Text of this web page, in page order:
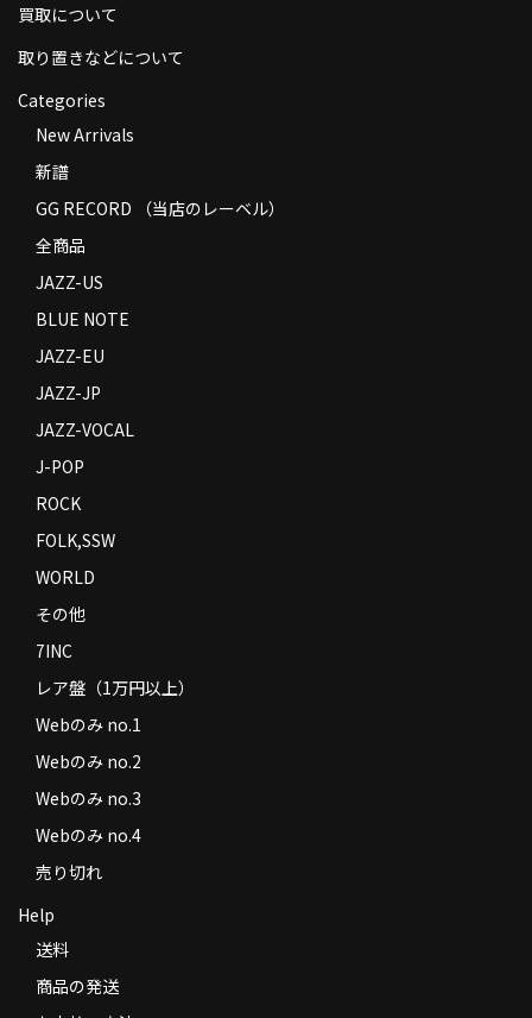
お支払い方法
コンディション
Privacy Policy
特定商取引法に基づく表示
Contact
買取について
取り置きなどについて
Categories
New Arrivals
新譜
GG RECORD （当店のレーベル）
全商品
JAZZ-US
BLUE NOTE
JAZZ-EU
JAZZ-JP
JAZZ-VOCAL
J-POP
ROCK
FOLK,SSW
WORLD
その他
7INC
レア盤（1万円以上）
Webのみ no.1
Webのみ no.2
Webのみ no.3
Webのみ no.4
売り切れ
Help
送料
商品の発送